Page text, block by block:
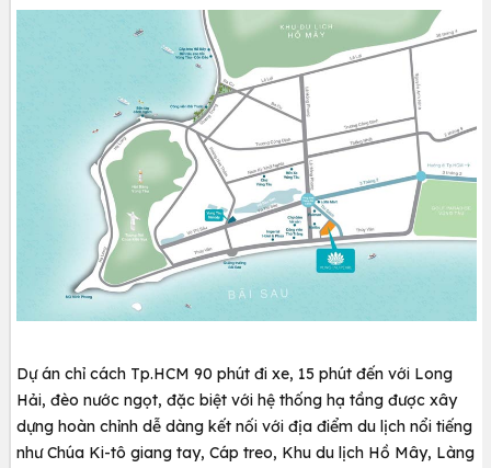
Dự án chỉ cách Tp.HCM 90 phút đi xe, 15 phút đến với Long
Hải, đèo nước ngọt, đặc biệt với hệ thống hạ tầng được xây
dựng hoàn chỉnh dễ dàng kết nối với địa điểm du lịch nổi tiếng
như Chúa Ki-tô giang tay, Cáp treo, Khu du lịch Hồ Mây, Làng